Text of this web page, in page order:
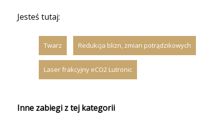
Jesteś tutaj:
Twarz Redukcja blizn, zmian potrądzikowych
Laser frakcyjny eCO2 Lutronic
Inne zabiegi z tej kategorii